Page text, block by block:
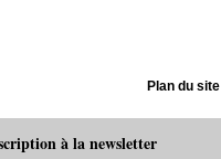
Plan du site
à la newsletter